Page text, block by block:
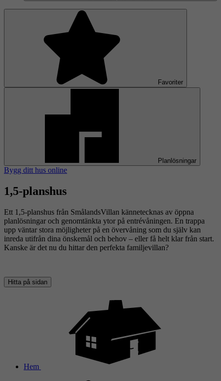
Favoriter
Planlösningar
Bygg ditt hus online
1,5-planshus
Ett 1,5-planshus från SmålandsVillan kännetecknas av öppna
planlösningar och genomtänkta ytor på entrévåningen. En trappa
upp väntar stora möjligheter på en övervåning som du själv kan
inreda utifrån dina önskemål och behov – eller få helt klar från start.
Kanske är det nu du hittar den perfekta familjevillan?
Hitta på sidan
Hem